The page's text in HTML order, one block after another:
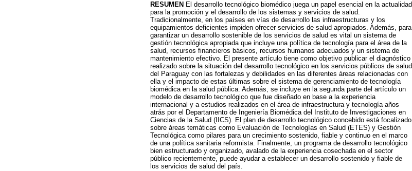
RESUMEN El desarrollo tecnológico biomédico juega un papel esencial en la actualidad
para la promoción y el desarrollo de los sistemas y servicios de salud.
Tradicionalmente, en los países en vías de desarrollo las infraestructuras y los
equipamientos deficientes impiden ofrecer servicios de salud apropiados. Además, para
garantizar un desarrollo sostenible de los servicios de salud es vital un sistema de
gestión tecnológica apropiada que incluye una política de tecnología para el área de la
salud, recursos financieros básicos, recursos humanos adecuados y un sistema de
mantenimiento efectivo. El presente artículo tiene como objetivo publicar el diagnóstico
realizado sobre la situación del desarrollo tecnológico en los servicios públicos de salud
del Paraguay con las fortalezas y debilidades en las diferentes áreas relacionadas con
ella y el impacto de estas últimas sobre el sistema de gerenciamiento de tecnología
biomédica en la salud pública. Además, se incluye en la segunda parte del artículo un
modelo de desarrollo tecnológico que fue diseñado en base a la experiencia
internacional y a estudios realizados en el área de infraestructura y tecnología años
atrás por el Departamento de Ingeniería Biomédica del Instituto de Investigaciones en
Ciencias de la Salud (IICS). El plan de desarrollo tecnológico concebido está focalizado
sobre áreas temáticas como Evaluación de Tecnologías en Salud (ETES) y Gestión
Tecnológica como pilares para un crecimiento sostenido, fiable y continuo en el marco
de una política sanitaria reformista. Finalmente, un programa de desarrollo tecnológico
bien estructurado y organizado, avalado de la experiencia cosechada en el sector
público recientemente, puede ayudar a establecer un desarrollo sostenido y fiable de
los servicios de salud del país.